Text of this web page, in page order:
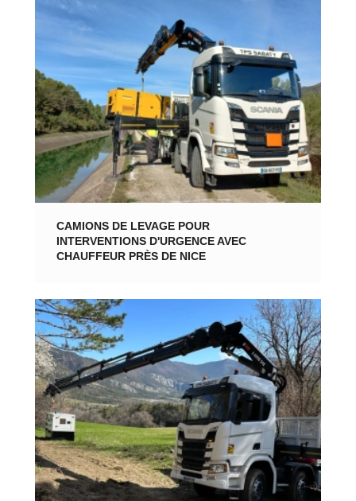
CAMIONS DE LEVAGE POUR
INTERVENTIONS D'URGENCE AVEC
CHAUFFEUR PRÈS DE NICE